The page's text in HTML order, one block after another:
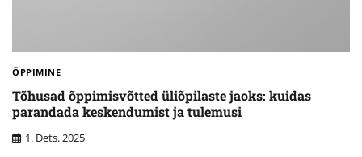
ÕPPIMINE
Tõhusad õppimisvõtted üliõpilaste jaoks: kuidas
parandada keskendumist ja tulemusi
1. Dets. 2025